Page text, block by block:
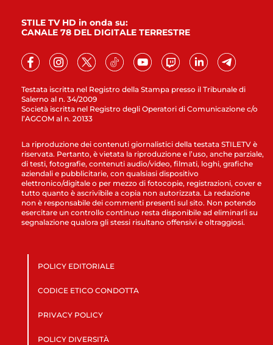
Testata iscritta nel Registro della Stampa presso il Tribunale di
Salerno al n. 34/2009
Società iscritta nel Registro degli Operatori di Comunicazione c/o
l’AGCOM al n. 20133
STILE TV HD in onda su:
CANALE 78 DEL DIGITALE TERRESTRE
La riproduzione dei contenuti giornalistici della testata STILETV è
riservata. Pertanto, è vietata la riproduzione e l’uso, anche parziale,
di testi, fotografie, contenuti audio/video, filmati, loghi, grafiche
aziendali e pubblicitarie, con qualsiasi dispositivo
elettronico/digitale o per mezzo di fotocopie, registrazioni, cover e
tutto quanto è ascrivibile a copia non autorizzata. La redazione
non è responsabile dei commenti presenti sul sito. Non potendo
esercitare un controllo continuo resta disponibile ad eliminarli su
segnalazione qualora gli stessi risultano offensivi e oltraggiosi.
POLICY EDITORIALE
CODICE ETICO CONDOTTA
PRIVACY POLICY
POLICY DIVERSITÀ